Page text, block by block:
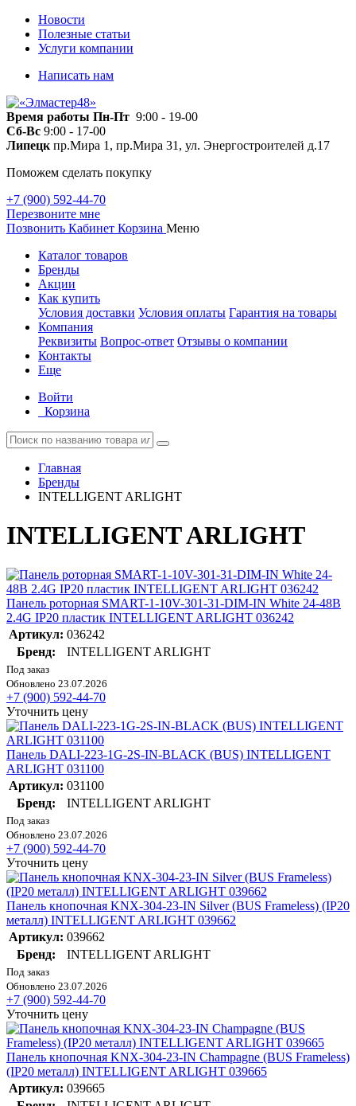
Новости
Полезные статьи
Услуги компании
Написать нам
Время работы Пн-Пт 9:00 - 19-00
Сб-Вс 9:00 - 17-00
Липецк пр.Мира 1, пр.Мира 31, ул. Энергостроителей д.17
Поможем сделать покупку
+7 (900) 592-44-70
Перезвоните мне
Позвонить Кабинет Корзина Меню
Каталог товаров
Бренды
Акции
Как купить
Условия доставки Условия оплаты Гарантия на товары
Компания
Реквизиты Вопрос-ответ Отзывы о компании
Контакты
Еще
Войти
Корзина
Главная
Бренды
INTELLIGENT ARLIGHT
INTELLIGENT ARLIGHT
Панель роторная SMART-1-10V-301-31-DIM-IN White 24-48В
2.4G IP20 пластик INTELLIGENT ARLIGHT 036242
Артикул: 036242
Бренд:
INTELLIGENT ARLIGHT
Под заказ
Обновлено 23.07.2026
+7 (900) 592-44-70
Уточнить цену
Панель DALI-223-1G-2S-IN-BLACK (BUS) INTELLIGENT
ARLIGHT 031100
Артикул: 031100
Бренд:
INTELLIGENT ARLIGHT
Под заказ
Обновлено 23.07.2026
+7 (900) 592-44-70
Уточнить цену
Панель кнопочная KNX-304-23-IN Silver (BUS Frameless) (IP20
металл) INTELLIGENT ARLIGHT 039662
Артикул: 039662
Бренд:
INTELLIGENT ARLIGHT
Под заказ
Обновлено 23.07.2026
+7 (900) 592-44-70
Уточнить цену
Панель кнопочная KNX-304-23-IN Champagne (BUS Frameless)
(IP20 металл) INTELLIGENT ARLIGHT 039665
Артикул: 039665